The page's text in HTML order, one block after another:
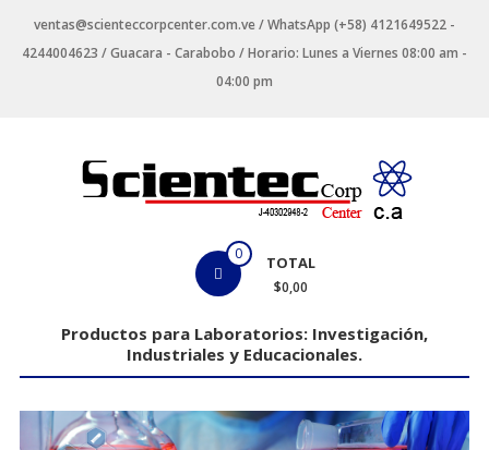
contenido
ventas@scienteccorpcenter.com.ve / WhatsApp (+58) 4121649522 -
4244004623 / Guacara - Carabobo / Horario: Lunes a Viernes 08:00 am -
04:00 pm
Laboratorios
Industriales
y
Educacionales.
0 TOTAL
$0,00
Productos para Laboratorios: Investigación,
Industriales y Educacionales.